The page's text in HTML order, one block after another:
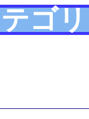
ゴ